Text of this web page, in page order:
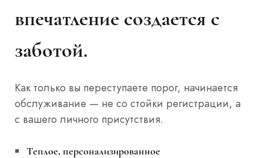
впечатление создается с
заботой.
Как только вы переступаете порог, начинается
обслуживание — не со стойки регистрации, а
с вашего личного присутствия.
Теплое, персонализированное